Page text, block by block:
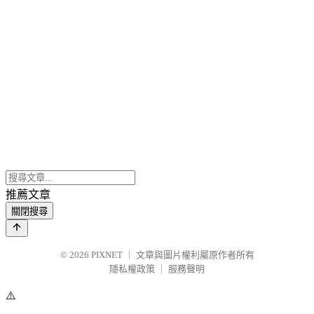
推薦文章
關閉搜尋
© 2026 PIXNET
文章與圖片權利屬原作者所有
隱私權政策
服務聲明
⚠️